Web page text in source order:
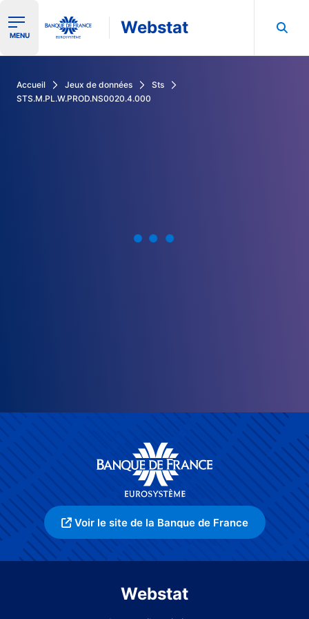
Ouvrir le menu de navigation
MENU Webstat
Accueil Jeux de données
Sts
STS.M.PL.W.PROD.NS0020.4.000
Voir le site de la Banque de France
Webstat